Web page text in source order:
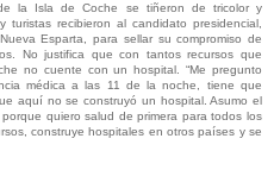
la Isla de Coche se tiñeron de tricolor y
recibieron al candidato presidencial,
Esparta, para sellar su compromiso de
No justifica que con tantos recursos que
no cuente con un hospital. “Me pregunto
médica a las 11 de la noche, tiene que
aquí no se construyó un hospital. Asumo el
quiero salud de primera para todos los
construye hospitales en otros países y se